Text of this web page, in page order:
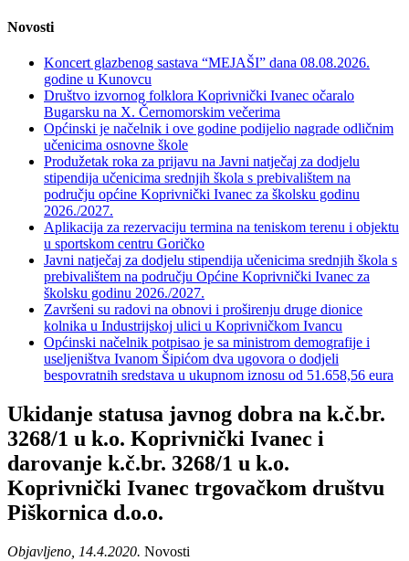
Novosti
Koncert glazbenog sastava “MEJAŠI” dana 08.08.2026.
godine u Kunovcu
Društvo izvornog folklora Koprivnički Ivanec očaralo
Bugarsku na X. Černomorskim večerima
Općinski je načelnik i ove godine podijelio nagrade odličnim
učenicima osnovne škole
Produžetak roka za prijavu na Javni natječaj za dodjelu
stipendija učenicima srednjih škola s prebivalištem na
području općine Koprivnički Ivanec za školsku godinu
2026./2027.
Aplikacija za rezervaciju termina na teniskom terenu i objektu
u sportskom centru Goričko
Javni natječaj za dodjelu stipendija učenicima srednjih škola s
prebivalištem na području Općine Koprivnički Ivanec za
školsku godinu 2026./2027.
Završeni su radovi na obnovi i proširenju druge dionice
kolnika u Industrijskoj ulici u Koprivničkom Ivancu
Općinski načelnik potpisao je sa ministrom demografije i
useljeništva Ivanom Šipićom dva ugovora o dodjeli
bespovratnih sredstava u ukupnom iznosu od 51.658,56 eura
Ukidanje statusa javnog dobra na k.č.br.
3268/1 u k.o. Koprivnički Ivanec i
darovanje k.č.br. 3268/1 u k.o.
Koprivnički Ivanec trgovačkom društvu
Piškornica d.o.o.
Objavljeno, 14.4.2020. Novosti